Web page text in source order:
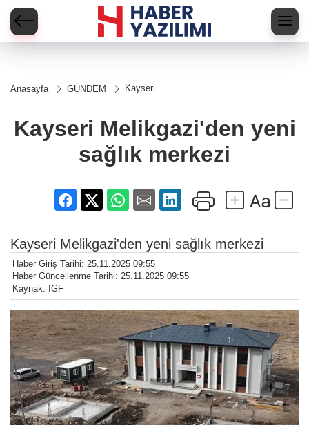
Anasayfa GÜNDEM
Kayseri
merkezi
Kayseri Melikgazi'den yeni
sağlık merkezi
Kayseri Melikgazi'den yeni sağlık merkezi
Haber Giriş Tarihi: 25.11.2025 09:55
Haber Güncellenme Tarihi: 25.11.2025 09:55
Kaynak: IGF